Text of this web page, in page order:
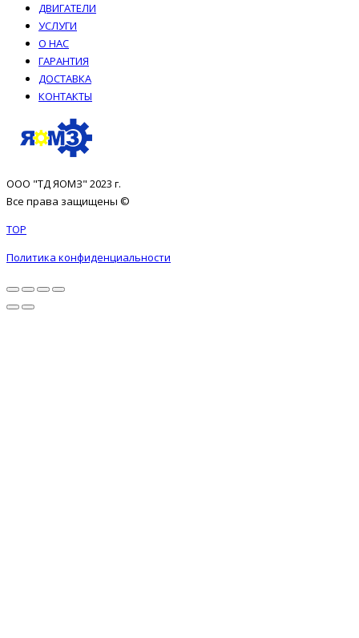
ДВИГАТЕЛИ
УСЛУГИ
О НАС
ГАРАНТИЯ
ДОСТАВКА
КОНТАКТЫ
ООО "ТД ЯОМЗ" 2023 г.
Все права защищены ©
TOP
Политика конфиденциальности